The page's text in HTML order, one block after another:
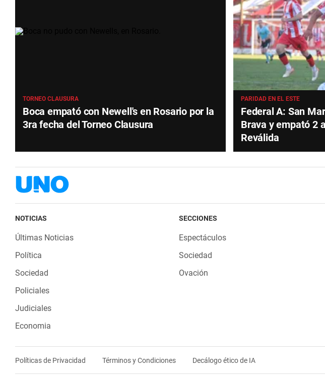
TORNEO CLAUSURA
Boca empató con Newell's en Rosario por la
3ra fecha del Torneo Clausura
PARIDAD EN EL ESTE
Federal A: San
Brava y empató 2
Reválida
NOTICIAS
Últimas Noticias
Política
Sociedad
Policiales
Judiciales
Economia
SECCIONES
Espectáculos
Sociedad
Ovación
Políticas de Privacidad Términos y Condiciones Decálogo ético de IA